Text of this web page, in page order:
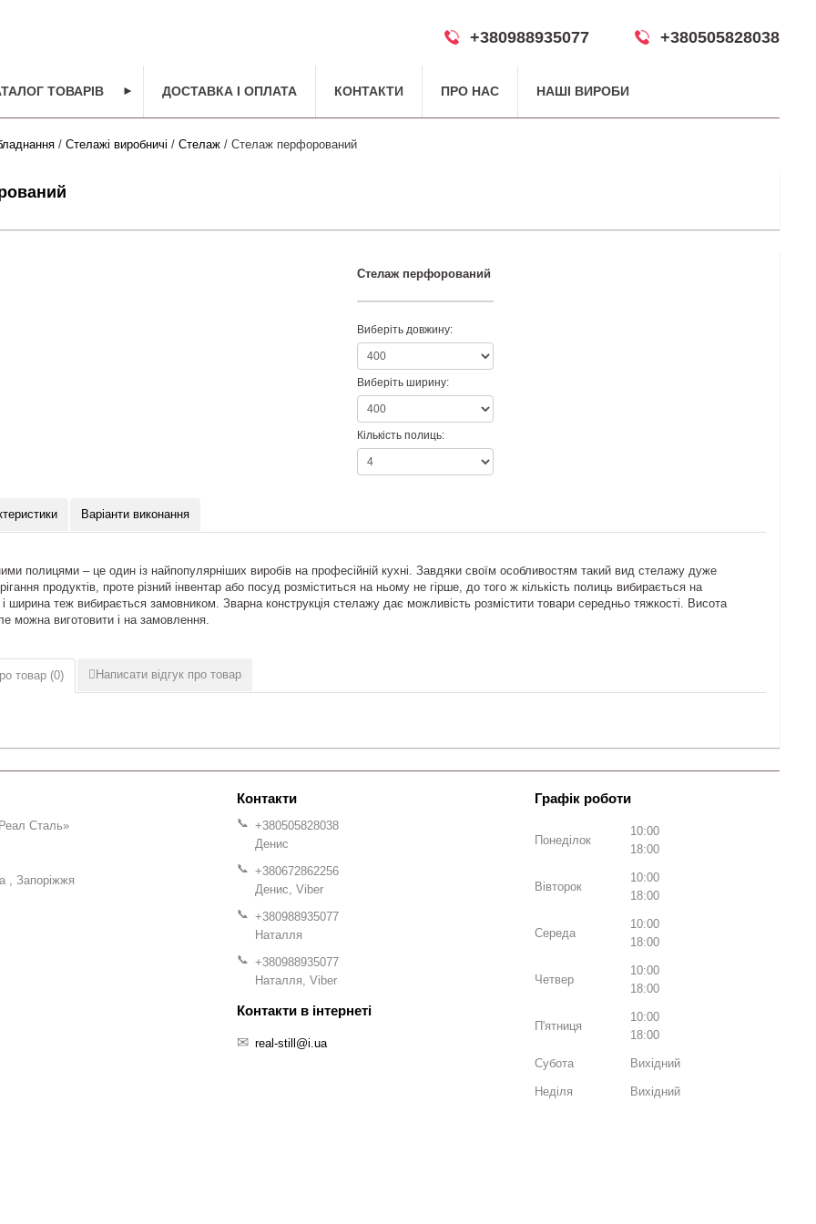
+380505828038
+380988935077
ТОВАРІВ ► ДОСТАВКА І ОПЛАТА КОНТАКТИ ПРО НАС НАШІ ВИРОБИ
/ Стелажі виробничі / Стелаж / Cтелаж перфорований
Cтелаж перфорований
Виберіть довжину:
Виберіть ширину:
Кількість полиць:
Варіанти виконання
полицями – це один із найпопулярніших виробів на професійній кухні. Завдяки своїм особливостям такий вид стелажу дуже
продуктів, проте різний інвентар або посуд розміститься на ньому не гірше, до того ж кількість полиць вибирається на
ширина теж вибирається замовником. Зварна конструкція стелажу дає можливість розмістити товари середньо тяжкості. Висота
можна виготовити і на замовлення.
товар (0) Написати відгук про товар
Сталь»
Запоріжжя
+380505828038
Денис
+380672862256
Денис, Viber
+380988935077
Наталля
+380988935077
Наталля, Viber
real-still@i.ua
Понеділок
10:00
18:00
Вівторок
10:00
18:00
Середа
10:00
18:00
Четвер
10:00
18:00
П'ятниця
10:00
18:00
Субота Вихідний
Неділя Вихідний